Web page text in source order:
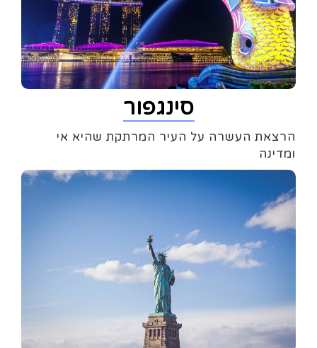
סינגפור
הרצאת העשרה על העיר המרתקת שהיא אי
ומדינה